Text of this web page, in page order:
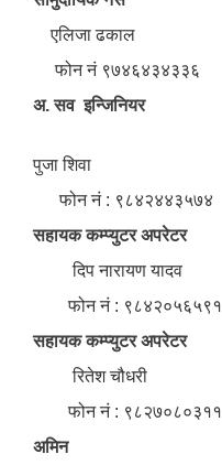
एलिजा ढकाल
फोन नं ९७४६४३४३३६
अ. सव इन्जिनियर
पुजा शिवा
फोन नं : ९८४२४४३५७४
सहायक कम्प्युटर अपरेटर
दिप नारायण यादव
फोन नं : ९८४२०५६५९१
सहायक कम्प्युटर अपरेटर
रितेश चौधरी
फोन नं : ९८२७०८०३११
अमिन